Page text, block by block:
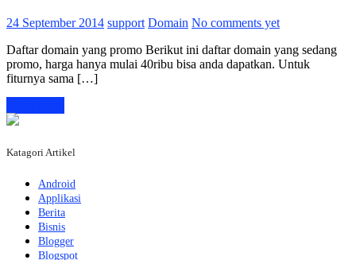
24 September 2014 support Domain No comments yet
Daftar domain yang promo Berikut ini daftar domain yang sedang
promo, harga hanya mulai 40ribu bisa anda dapatkan. Untuk
fiturnya sama […]
Katagori Artikel
Android
Applikasi
Berita
Bisnis
Blogger
Blogspot